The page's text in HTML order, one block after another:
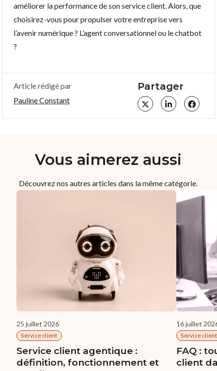
améliorer la performance de son service client. Alors, que
choisirez-vous pour propulser votre entreprise vers
l’avenir numérique ? L’agent conversationnel ou le chatbot
?
Article rédigé par
Pauline Constant
Partager
Vous aimerez aussi
Découvrez nos autres articles dans la même catégorie.
25 juillet 2026
Service client
Service client agentique :
définition, fonctionnement et
16 juillet
Service client
FAQ :
client